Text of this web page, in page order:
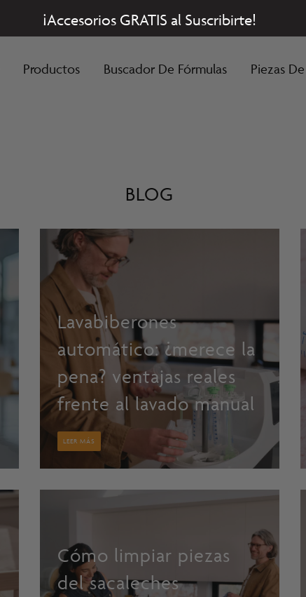
¡Accesorios GRATIS al Suscribirte!
Productos Buscador De Fórmulas Piezas
BLOG
Lavabiberones
automático: ¿merece la
pena? ventajas reales
frente al lavado manual
LEER MÁS
Cómo limpiar piezas
del sacaleches